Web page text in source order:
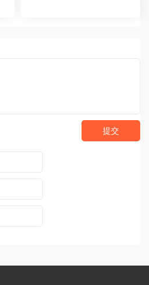
提交